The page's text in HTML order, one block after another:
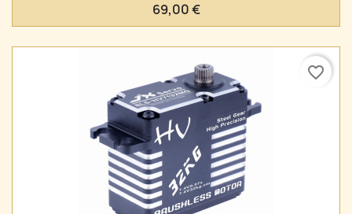
69,00 €
favorite_border